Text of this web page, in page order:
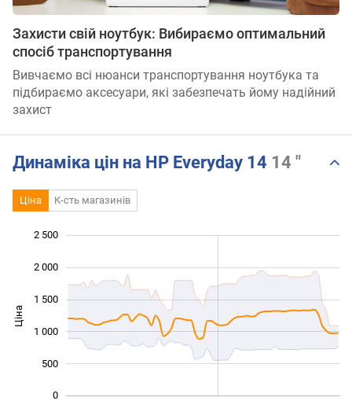
Захисти свій ноутбук: Вибираємо оптимальний
спосіб транспортування
Вивчаємо всі нюанси транспортування ноутбука та
підбираємо аксесуари, які забезпечать йому надійний
захист
Динаміка цін на HP Everyday 14 14 "
Ціна К-сть магазинів
Ціна
0
500
1 000
1 500
2 000
2 500